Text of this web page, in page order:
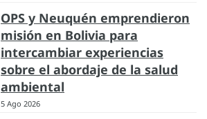
OPS y Neuquén emprendieron
misión en Bolivia para
intercambiar experiencias
sobre el abordaje de la salud
ambiental
5 Ago 2026